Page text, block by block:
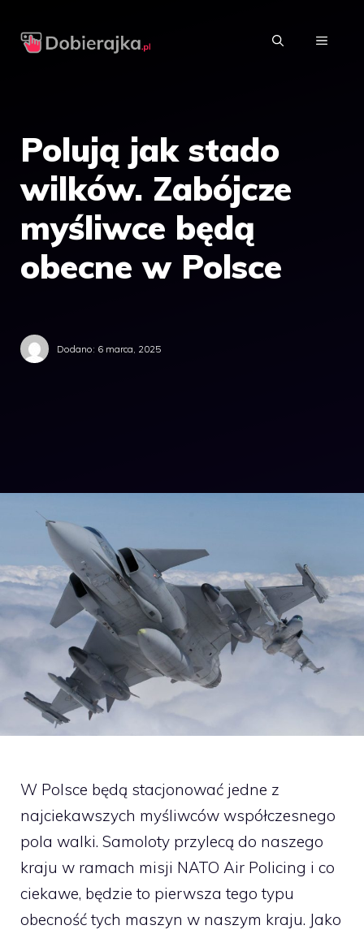
MENU
Polują jak stado
wilków. Zabójcze
myśliwce będą
obecne w Polsce
Dodano: 6 marca, 2025
W Polsce będą stacjonować jedne z
najciekawszych myśliwców współczesnego
pola walki. Samoloty przylecą do naszego
kraju w ramach misji NATO Air Policing i co
ciekawe, będzie to pierwsza tego typu
obecność tych maszyn w naszym kraju. Jako